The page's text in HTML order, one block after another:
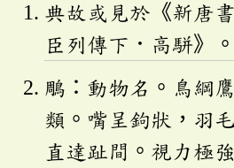
典故或見於《新唐
臣列傳下．高駢》。
鵰：動物名。鳥綱
類。嘴呈鉤狀，羽
直達趾間。視力極